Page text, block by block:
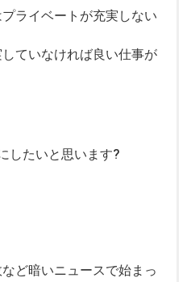
ライベートが充実しない
ていなければ良い仕事が
したいと思います?
ど暗いニュースで始まっ